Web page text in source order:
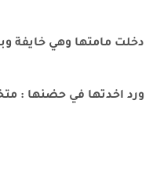
دخلت مامتها وهي خايفة
ورد اخدتها في حضنها :